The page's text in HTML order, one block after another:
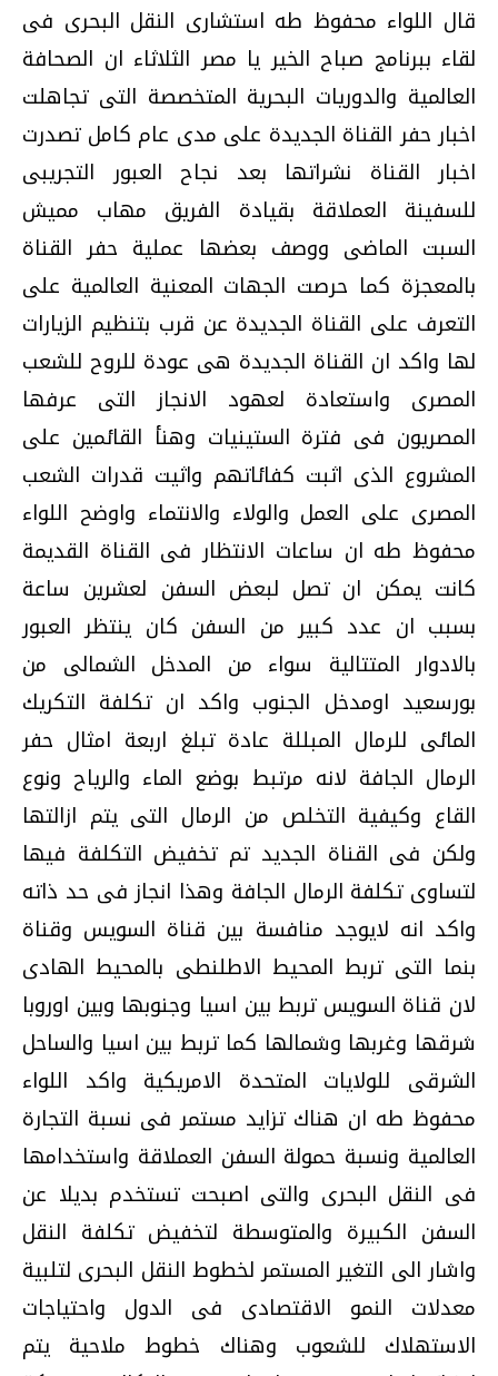
قال اللواء محفوظ طه استشارى النقل البحرى فى
لقاء ببرنامج صباح الخير يا مصر الثلاثاء ان الصحافة
العالمية والدوريات البحرية المتخصصة التى تجاهلت
اخبار حفر القناة الجديدة على مدى عام كامل تصدرت
اخبار القناة نشراتها بعد نجاح العبور التجريبى
للسفينة العملاقة بقيادة الفريق مهاب مميش
السبت الماضى ووصف بعضها عملية حفر القناة
بالمعجزة كما حرصت الجهات المعنية العالمية على
التعرف على القناة الجديدة عن قرب بتنظيم الزيارات
لها واكد ان القناة الجديدة هى عودة للروح للشعب
المصرى واستعادة لعهود الانجاز التى عرفها
المصريون فى فترة الستينيات وهنأ القائمين على
المشروع الذى اثبت كفائاتهم واثيت قدرات الشعب
المصرى على العمل والولاء والانتماء واوضح اللواء
محفوظ طه ان ساعات الانتظار فى القناة القديمة
كانت يمكن ان تصل لبعض السفن لعشرين ساعة
بسبب ان عدد كبير من السفن كان ينتظر العبور
بالادوار المتتالية سواء من المدخل الشمالى من
بورسعيد اومدخل الجنوب واكد ان تكلفة التكريك
المائى للرمال المبللة عادة تبلغ اربعة امثال حفر
الرمال الجافة لانه مرتبط بوضع الماء والرياح ونوع
القاع وكيفية التخلص من الرمال التى يتم ازالتها
ولكن فى القناة الجديد تم تخفيض التكلفة فيها
لتساوى تكلفة الرمال الجافة وهذا انجاز فى حد ذاته
واكد انه لايوجد منافسة بين قناة السويس وقناة
بنما التى تربط المحيط الاطلنطى بالمحيط الهادى
لان قناة السويس تربط بين اسيا وجنوبها وبين اوروبا
شرقها وغربها وشمالها كما تربط بين اسيا والساحل
الشرقى للولايات المتحدة الامريكية واكد اللواء
محفوظ طه ان هناك تزايد مستمر فى نسبة التجارة
العالمية ونسبة حمولة السفن العملاقة واستخدامها
فى النقل البحرى والتى اصبحت تستخدم بديلا عن
السفن الكبيرة والمتوسطة لتخفيض تكلفة النقل
واشار الى التغير المستمر لخطوط النقل البحرى لتلبية
معدلات النمو الاقتصادى فى الدول واحتياجات
الاستهلاك للشعوب وهناك خطوط ملاحية يتم